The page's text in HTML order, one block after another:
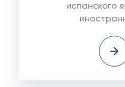
испанского